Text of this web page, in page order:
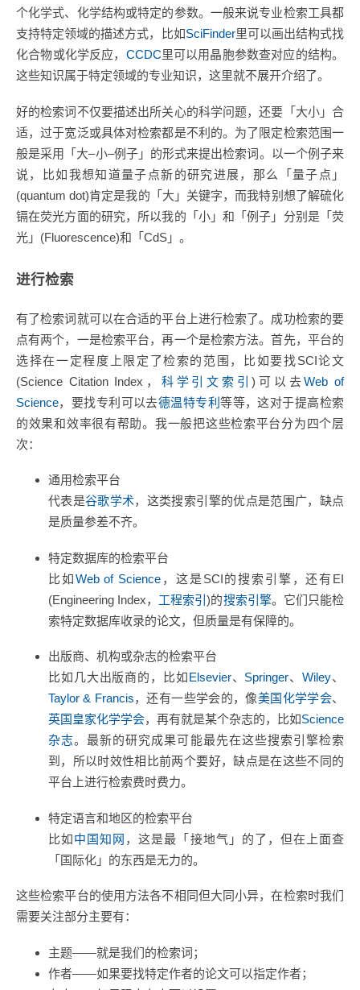
个化学式、化学结构或特定的参数。一般来说专业检索工具都
支持特定领域的描述方式，比如SciFinder里可以画出结构式找
化合物或化学反应， CCDC里可以用晶胞参数查对应的结构。
这些知识属于特定领域的专业知识，这里就不展开介绍了。
好的检索词不仅要描述出所关心的科学问题，还要「大小」合
适，过于宽泛或具体对检索都是不利的。为了限定检索范围一
般是采用「大–小–例子」的形式来提出检索词。以一个例子来
说，比如我想知道量子点新的研究进展，那么「量子点」
(quantum dot)肯定是我的「大」关键字，而我特别想了解硫化
镉在荧光方面的研究，所以我的「小」和「例子」分别是「荧
光」(Fluorescence)和「CdS」。
进行检索
有了检索词就可以在合适的平台上进行检索了。成功检索的要
点有两个，一是检索平台，再一个是检索方法。首先，平台的
选择在一定程度上限定了检索的范围，比如要找SCI论文
(Science Citation Index， 科学引文索引)可以去Web of
Science，要找专利可以去德温特专利等等，这对于提高检索
的效果和效率很有帮助。我一般把这些检索平台分为四个层
次：
通用检索平台
代表是谷歌学术，这类搜索引擎的优点是范围广，缺点
是质量参差不齐。
特定数据库的检索平台
比如Web of Science ，这是SCI的搜索引擎，还有EI
(Engineering Index， 工程索引)的搜索引擎。它们只能检
索特定数据库收录的论文，但质量是有保障的。
出版商、机构或杂志的检索平台
比如几大出版商的，比如Elsevier、 Springer、Wiley、
Taylor & Francis，还有一些学会的，像美国化学学会、
英国皇家化学学会，再有就是某个杂志的，比如Science
杂志。最新的研究成果可能最先在这些搜索引擎检索
到，所以时效性相比前两个要好，缺点是在这些不同的
平台上进行检索费时费力。
特定语言和地区的检索平台
比如中国知网 ，这是最「接地气」的了，但在上面查
「国际化」的东西是无力的。
这些检索平台的使用方法各不相同但大同小异，在检索时我们
需要关注部分主要有：
主题——就是我们的检索词；
作者——如果要找特定作者的论文可以指定作者；